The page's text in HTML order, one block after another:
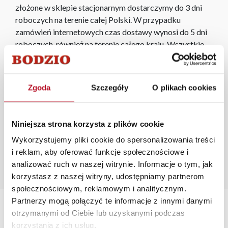
Zgoda Szczegóły O plikach cookies
Niniejsza strona korzysta z plików cookie
Wykorzystujemy pliki cookie do spersonalizowania treści
i reklam, aby oferować funkcje społecznościowe i
analizować ruch w naszej witrynie. Informacje o tym, jak
korzystasz z naszej witryny, udostępniamy partnerom
społecznościowym, reklamowym i analitycznym.
Partnerzy mogą połączyć te informacje z innymi danymi
otrzymanymi od Ciebie lub uzyskanymi podczas
korzystania z ich usług.
złożone w sklepie stacjonarnym dostarczymy do 3 dni
roboczych na terenie całej Polski. W przypadku
zamówień internetowych czas dostawy wynosi do 5 dni
roboczych, również na terenie całego kraju. Wszystkie
zamówienia powyżej 1000 zł dostarczamy gratis
Zdjęcia produktów mają charakter poglądowy.
Rzeczywiste kolory i struktura materiałów mogą różnić
monitora, rodzaju wyświetlacza i oświetlenia.
Popularne wyszukiwania:
szafka na buty szara
fotele jednoosobowe do spania
fotel rozkładany z funkcją spania
sofa 2 osobowa
rozkładana
fotel rozkładany dwuosobowy